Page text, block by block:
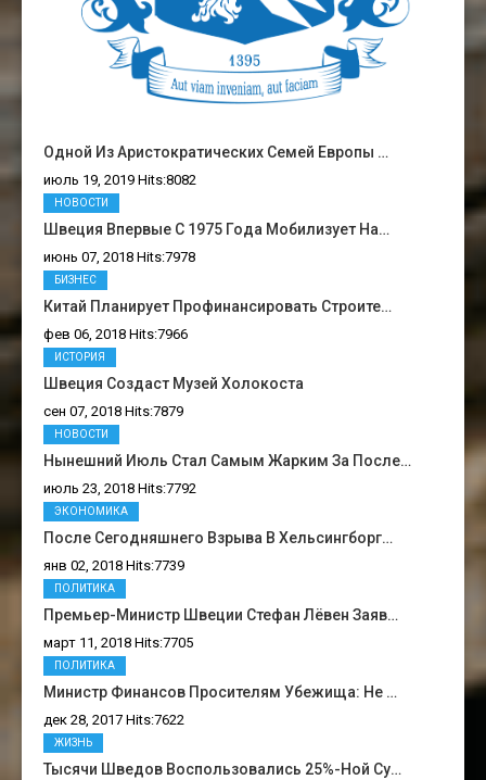
Одной Из Аристократических Семей Европы …
июль 19, 2019 Hits:8082
Швеция Впервые С 1975 Года Мобилизует На…
июнь 07, 2018 Hits:7978
НОВОСТИ
Китай Планирует Профинансировать Строите…
фев 06, 2018 Hits:7966
БИЗНЕС
Швеция Создаст Музей Холокоста
сен 07, 2018 Hits:7879
ИСТОРИЯ
Нынешний Июль Стал Самым Жарким За После…
июль 23, 2018 Hits:7792
НОВОСТИ
После Сегодняшнего Взрыва В Хельсингборг…
янв 02, 2018 Hits:7739
ЭКОНОМИКА
Премьер-Министр Швеции Стефан Лёвен Заяв…
март 11, 2018 Hits:7705
ПОЛИТИКА
Министр Финансов Просителям Убежища: Не …
дек 28, 2017 Hits:7622
ПОЛИТИКА
Тысячи Шведов Воспользовались 25%-Ной Су…
ЖИЗНЬ